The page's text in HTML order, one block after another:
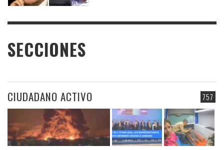
SECCIONES
757
CIUDADANO ACTIVO